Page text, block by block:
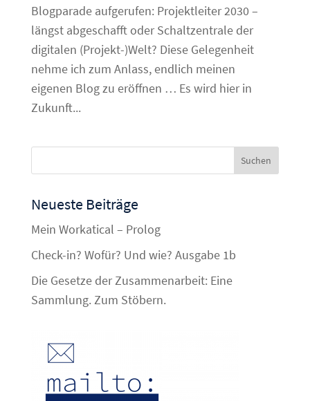
Blogparade aufgerufen: Projektleiter 2030 –
längst abgeschafft oder Schaltzentrale der
digitalen (Projekt-)Welt? Diese Gelegenheit
nehme ich zum Anlass, endlich meinen
eigenen Blog zu eröffnen … Es wird hier in
Zukunft...
Neueste Beiträge
Mein Workatical – Prolog
Check-in? Wofür? Und wie? Ausgabe 1b
Die Gesetze der Zusammenarbeit: Eine
Sammlung. Zum Stöbern.